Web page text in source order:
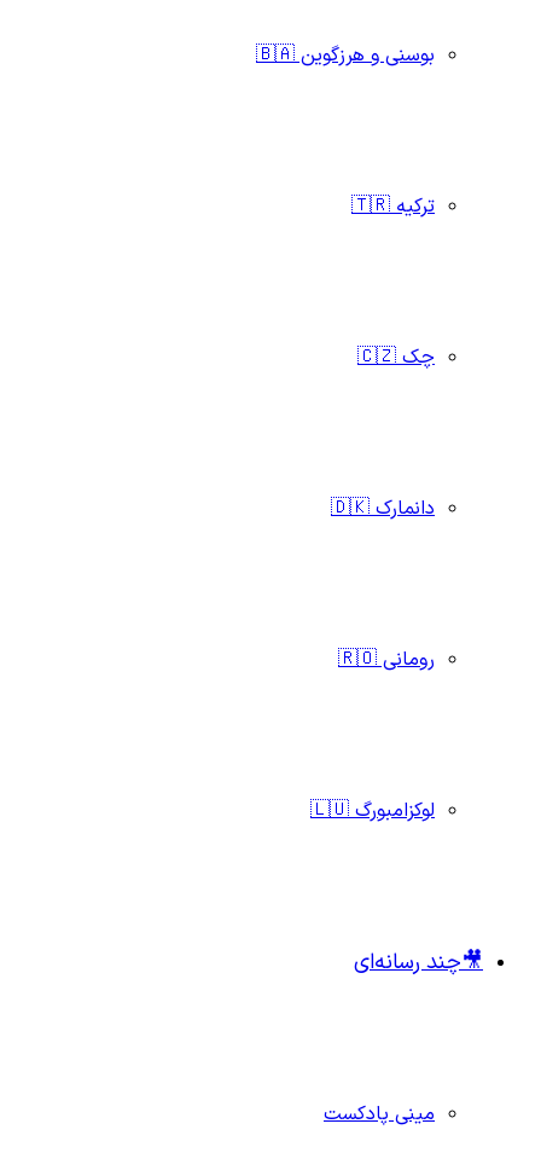
بوسنی و هرزگوین 🇧🇦
ترکیه 🇹🇷
چک 🇨🇿
دانمارک 🇩🇰
رومانی 🇷🇴
لوکزامبورگ 🇱🇺
🎥چند رسانه‌ای
مینی پادکست